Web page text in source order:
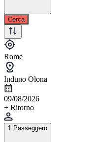
Cerca
Rome
Induno Olona
09/08/2026
+ Ritorno
1 Passeggero